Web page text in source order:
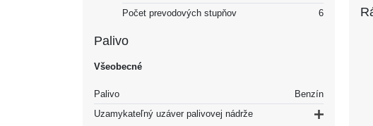
Počet prevodových stupňov
6
Palivo
Všeobecné
Palivo
Benzín
Uzamykateľný uzáver palivovej nádrže